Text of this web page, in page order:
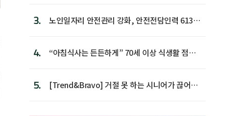
3.
노인일자리 안전관리 강화, 안전전담인력 613명
4.
“아침식사는 든든하게” 70세 이상 식생활 점수
5.
[Trend&Bravo] 거절 못 하는 시니어가 끊어야